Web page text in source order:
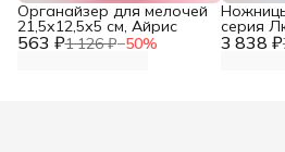
563 ₽1 126 ₽−50%
Органайзер для мелочей
21,5х12,5х5 см, Айрис
3 838 ₽
серия
см,